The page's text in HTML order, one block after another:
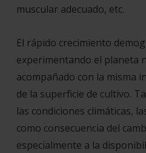
muscular adecuado, etc.
El rápido crecimiento
experimentando el planeta
acompañado con la misma
de la superficie de cultivo.
las condiciones climáticas,
como consecuencia del
especialmente a la